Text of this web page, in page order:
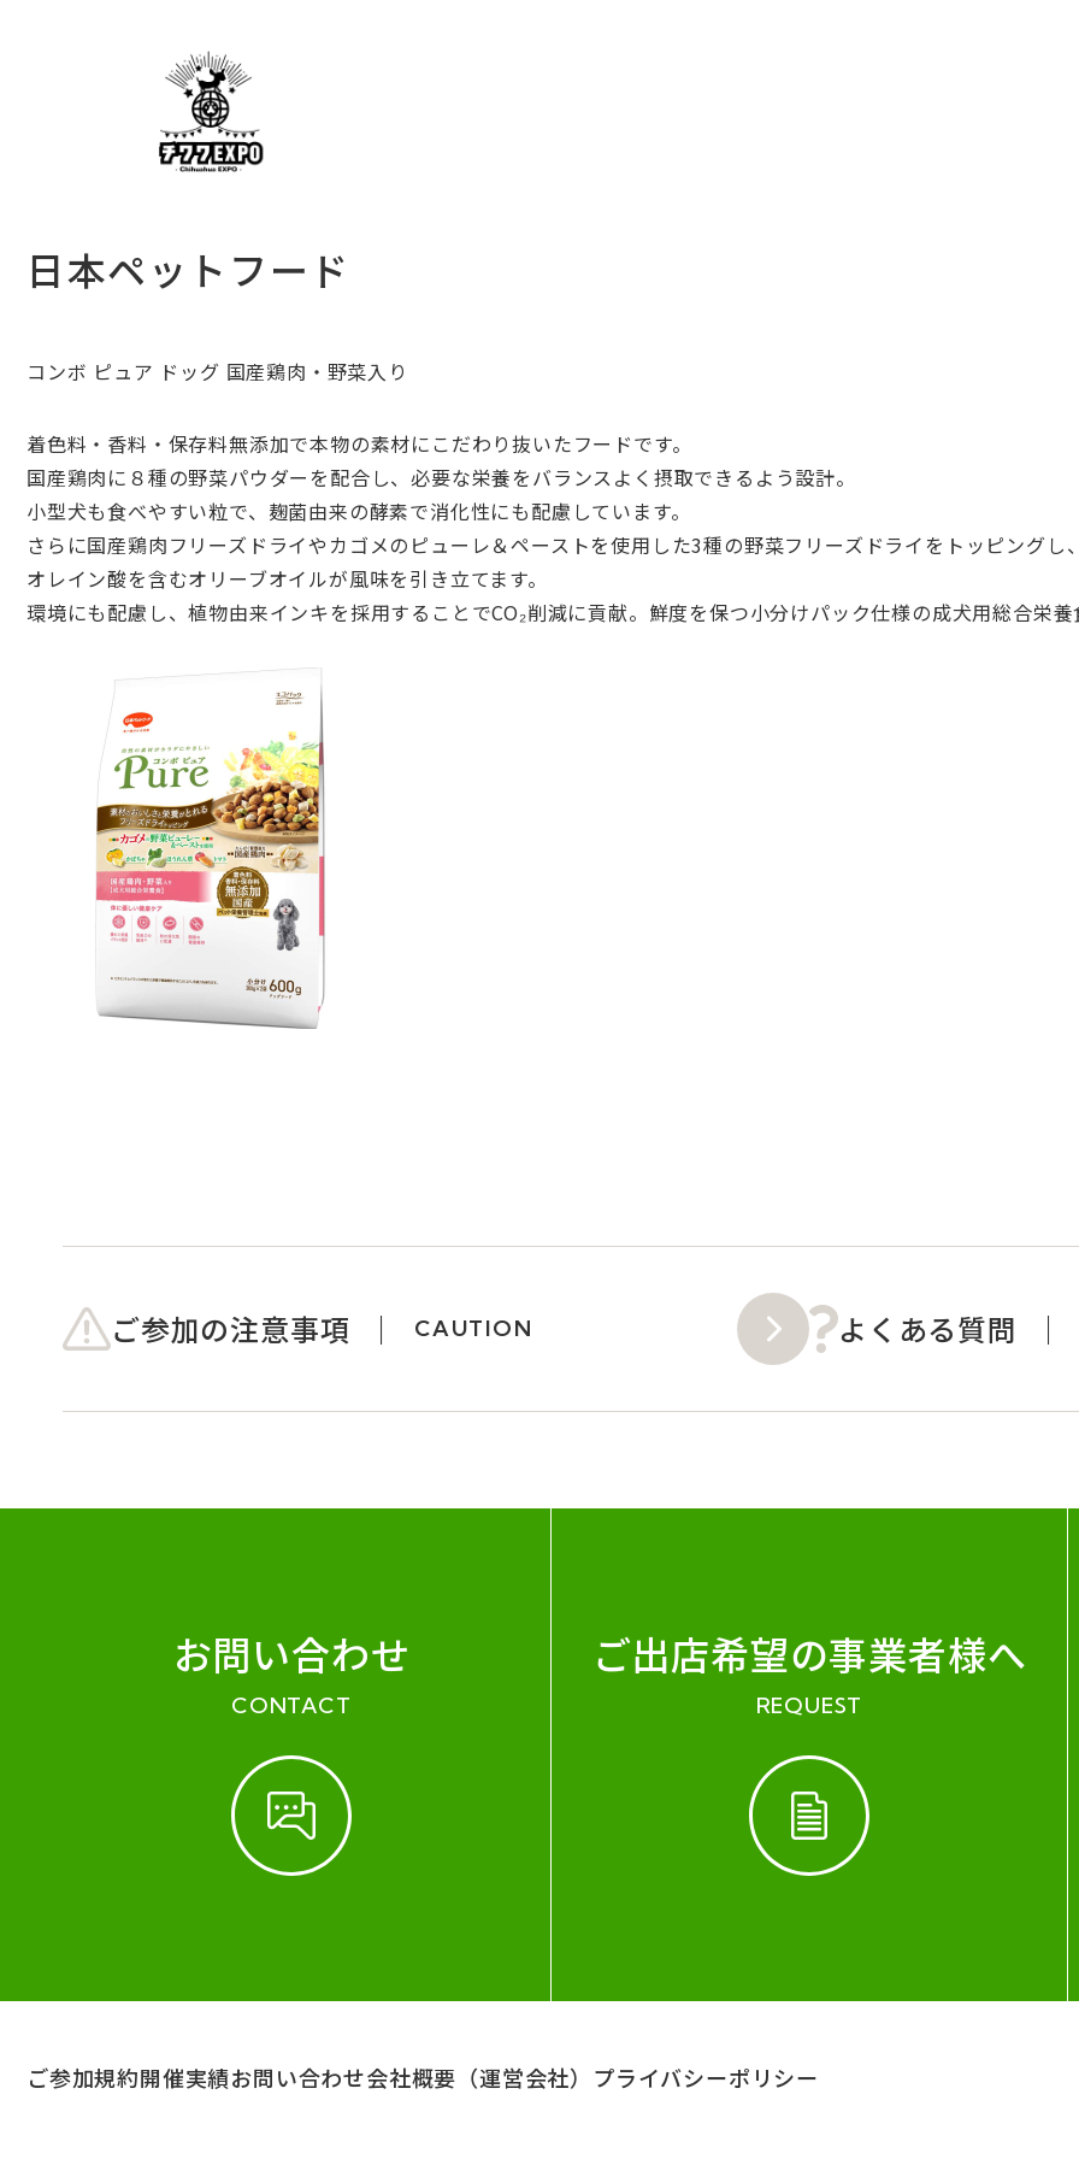
日本ペットフード
コンボ ピュア ドッグ 国産鶏肉・野菜入り
着色料・香料・保存料無添加で本物の素材にこだわり抜いたフードです。
国産鶏肉に８種の野菜パウダーを配合し、必要な栄養をバランスよく摂取できるよう設計。
小型犬も食べやすい粒で、麹菌由来の酵素で消化性にも配慮しています。
さらに国産鶏肉フリーズドライやカゴメのピューレ＆ペーストを使用した3種の野菜フリーズドライをトッピング
オレイン酸を含むオリーブオイルが風味を引き立てます。
環境にも配慮し、植物由来インキを採用することでCO₂削減に貢献。鮮度を保つ小分けパック仕様の成犬用総合栄養
ご参加の注意事項 CAUTION よくある質問
お問い合わせ
CONTACT
ご出店希望の事業者様へ
REQUEST
ご参加規約開催実績お問い合わせ会社概要（運営会社） プライバシーポリシー